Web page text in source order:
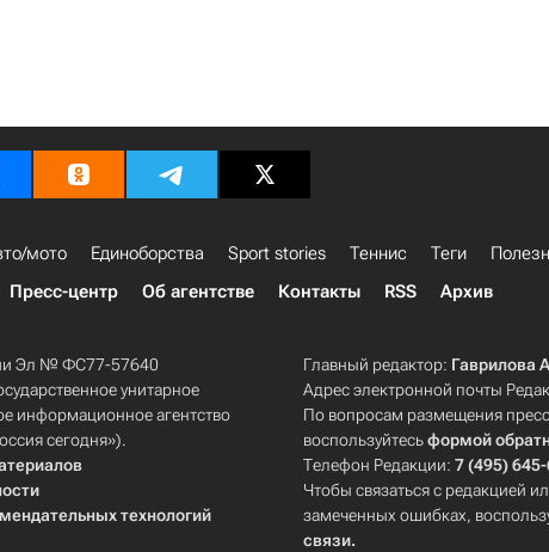
мото Единоборства Sport stories Теннис Теги
Пресс-центр Об агентстве Контакты RSS Архив
Эл № ФС77-57640
унитарное
информационное агентство
сегодня»).
технологий
Главный редактор: Гаврилова
Адрес электронной почты
По вопросам размещения
воспользуйтесьформой
Телефон Редакции:7 (495)
Чтобы связаться с редакцией
замеченных ошибках,
связи.